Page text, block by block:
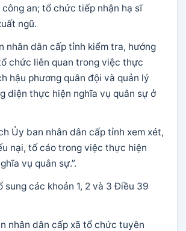
an; tổ chức tiếp nhận hạ sĩ
ngũ.
nhân dân cấp tỉnh kiểm tra, hướng
chức liên quan trong việc thực
hậu phương quân đội và quản lý
diện thực hiện nghĩa vụ quân sự ở
Ủy ban nhân dân cấp tỉnh xem xét,
nại, tố cáo trong việc thực hiện
vụ quân sự.”.
sung các khoản 1, 2 và 3 Điều 39
nhân dân cấp xã tổ chức tuyên